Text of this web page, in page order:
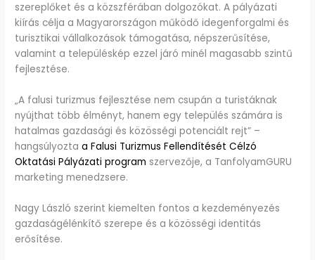
szereplőket és a közszférában dolgozókat. A pályázati
kiírás célja a Magyarországon működő idegenforgalmi és
turisztikai vállalkozások támogatása, népszerűsítése,
valamint a településkép ezzel járó minél magasabb szintű
fejlesztése.
„A falusi turizmus fejlesztése nem csupán a turistáknak
nyújthat több élményt, hanem egy település számára is
hatalmas gazdasági és közösségi potenciált rejt” –
hangsúlyoztaa Falusi Turizmus Fellendítését Célzó
Oktatási Pályázati program szervezője, a TanfolyamGURU
marketing menedzsere.
Nagy László szerint kiemelten fontos a kezdeményezés
gazdaságélénkítő szerepe és a közösségi identitás
erősítése.